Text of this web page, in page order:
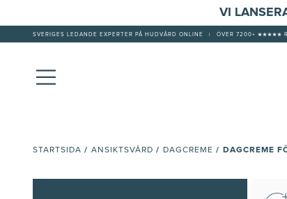
VI
SVERIGES LEDANDE EXPERTER PÅ HUDVÅRD ONLINE ÖVER 7200+ ★★★★★
STARTSIDA / ANSIKTSVÅRD / DAGCREME / DAGCREME